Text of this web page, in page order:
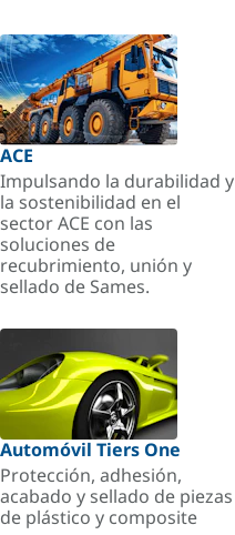
ACE
Impulsando la durabilidad y
la sostenibilidad en el
sector ACE con las
soluciones de
recubrimiento, unión y
sellado de Sames.
Automóvil Tiers One
Protección, adhesión,
acabado y sellado de piezas
de plástico y composite